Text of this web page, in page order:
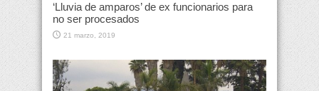
‘Lluvia de amparos’ de ex funcionarios para
no ser procesados
21 marzo, 2019